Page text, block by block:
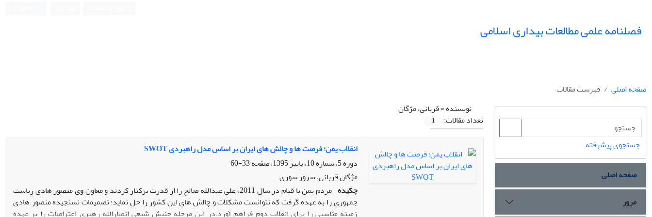
فصلنامه علمی مطالعات بیداری اسلامی
صفحه اصلی
فهرست مقالات
نویسنده =قربانی، مژگان
تعداد مقالات:
1
انقلاب یمن؛ فرصت ها و چالش های ایران بر اساس مدل راهبردی SWOT
دوره 5، شماره 10، پاییز 1395، صفحه
33-60
مژگان قربانی، سرور سوری
چکیده
مردم یمن با قیام در سال 2011، علی عبدالله صالح را از قدرت برکنار کردند و معاون وی منصور هادی ریاست
جمهوری را به عهده گرفت که نتوانست مشکلات و چالش های این کشور را حل نماید؛ تصمیمات نسنجیده منصور هادی
زمینه مناسبی را برای انقلاب دوم فراهم آورد.در این مرحله جنبش شیعی انصارالله رهبری اعتراضات را بر عهده
جستجوی پیشرفته
صفحه اصلی
مرور